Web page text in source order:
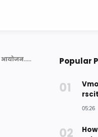
आशापूर्णा उ. मा. वि. चितलवाना में 2अक्टूबर गांधी व शास्त्री जयन्ती पर सामान्य ज्ञान परीक्षा का हुआ आयोजन..... देखे पेपर एवं उत्तर कुँजी Popular
rscit